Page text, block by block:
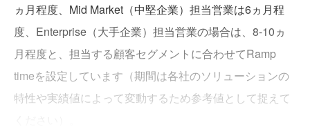
ヵ月程度、Mid Market（中堅企業）担当営業は6ヵ月程
度、Enterprise（大手企業）担当営業の場合は、8-10ヵ
月程度と、担当する顧客セグメントに合わせてRamp
timeを設定しています（期間は各社のソリューションの
特性や実績値によって変動するため参考値として捉えて